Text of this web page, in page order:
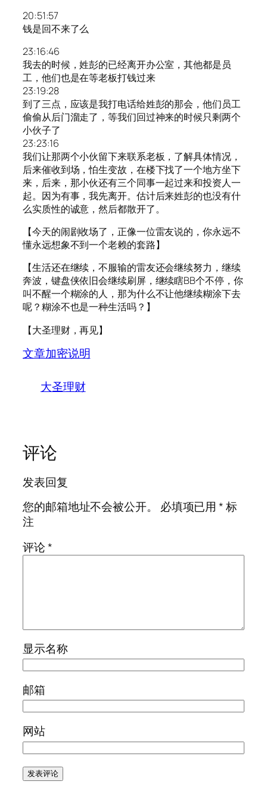
20:51:57
钱是回不来了么
23:16:46
我去的时候，姓彭的已经离开办公室，其他都是员
工，他们也是在等老板打钱过来
23:19:28
到了三点，应该是我打电话给姓彭的那会，他们员工
偷偷从后门溜走了，等我们回过神来的时候只剩两个
小伙子了
23:23:16
我们让那两个小伙留下来联系老板，了解具体情况，
后来催收到场，怕生变故，在楼下找了一个地方坐下
来，后来，那小伙还有三个同事一起过来和投资人一
起。因为有事，我先离开。估计后来姓彭的也没有什
么实质性的诚意，然后都散开了。
【今天的闹剧收场了，正像一位雷友说的，你永远不
懂永远想象不到一个老赖的套路】
【生活还在继续，不服输的雷友还会继续努力，继续
奔波，键盘侠依旧会继续刷屏，继续瞎BB个不停，你
叫不醒一个糊涂的人，那为什么不让他继续糊涂下去
呢？糊涂不也是一种生活吗？】
【大圣理财，再见】
文章加密说明
大圣理财
评论
发表回复
您的邮箱地址不会被公开。
必填项已用*标
注
评论*
显示名称
邮箱
网站